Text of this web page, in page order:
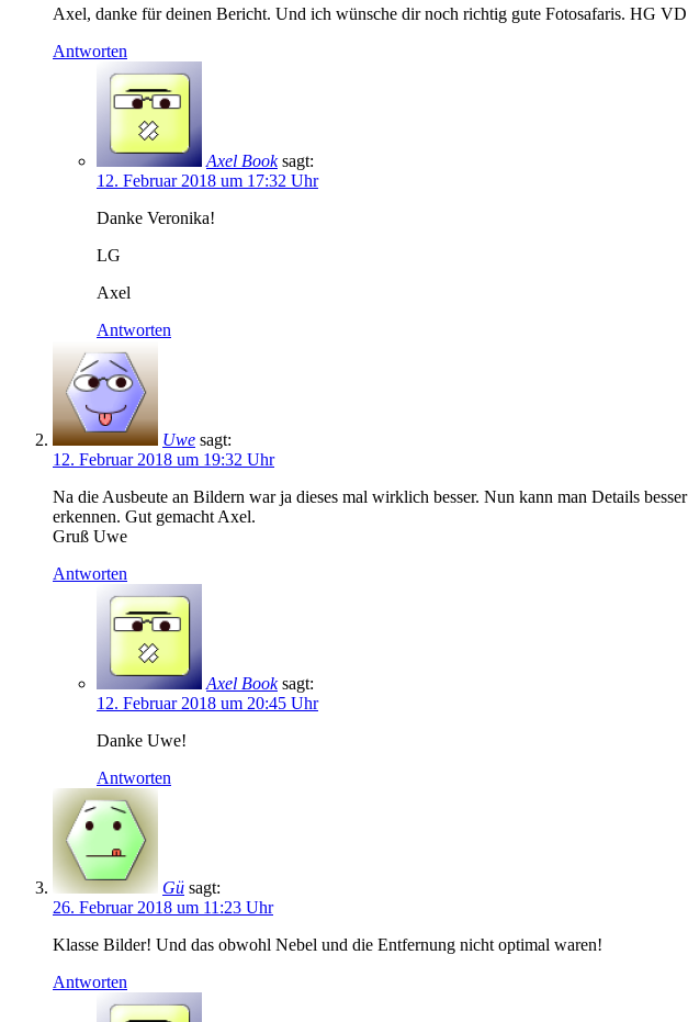
Axel, danke für deinen Bericht. Und ich wünsche dir noch richtig gute Fotosafaris. HG VD
Antworten
Axel Book sagt:
12. Februar 2018 um 17:32 Uhr
Danke Veronika!
LG
Axel
Antworten
Uwe sagt:
12. Februar 2018 um 19:32 Uhr
Na die Ausbeute an Bildern war ja dieses mal wirklich besser. Nun kann man Details besser
erkennen. Gut gemacht Axel.
Gruß Uwe
Antworten
Axel Book sagt:
12. Februar 2018 um 20:45 Uhr
Danke Uwe!
Antworten
Gü sagt:
26. Februar 2018 um 11:23 Uhr
Klasse Bilder! Und das obwohl Nebel und die Entfernung nicht optimal waren!
Antworten